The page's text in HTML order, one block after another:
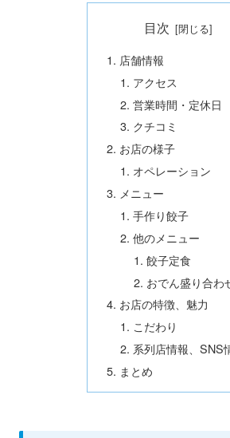
目次
店舗情報
アクセス
営業時間・定休日
クチコミ
お店の様子
オペレーション
メニュー
手作り餃子
他のメニュー
餃子定食
おでん盛り合わ
お店の特徴、魅力
こだわり
系列店情報、SNS
まとめ